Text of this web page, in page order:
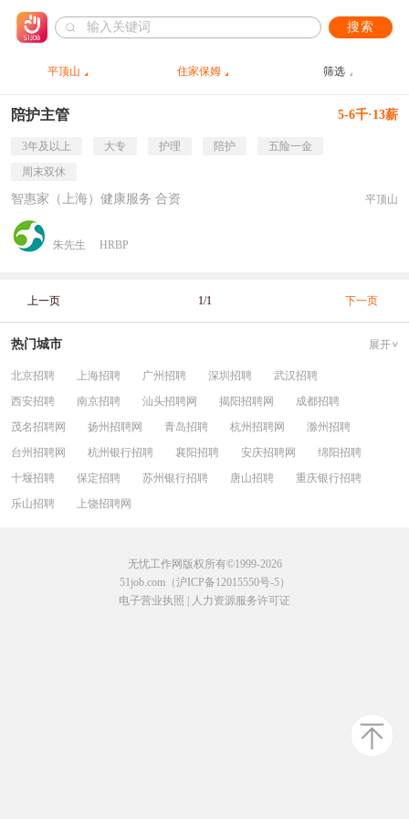
搜索
平顶山 住家保姆 筛选
陪护主管 5-6千·13薪
3年及以上 大专 护理 陪护
五险一金
周末双休
智惠家（上海）健康服务 合资 平顶山
朱先生 HRBP
上一页 1/1 下一页
热门城市 展开
北京招聘 上海招聘 广州招聘 深圳招聘
武汉招聘
西安招聘
南京招聘 汕头招聘网 揭阳招聘网
成都招聘
茂名招聘网
扬州招聘网 青岛招聘 杭州招聘网
滁州招聘
台州招聘网
杭州银行招聘 襄阳招聘 安庆招聘网
绵阳招聘
十堰招聘
保定招聘 苏州银行招聘 唐山招聘
重庆银行招聘
乐山招聘
上饶招聘网
无忧工作网版权所有©1999-2026
51job.com（沪ICP备12015550号-5）
电子营业执照
人力资源服务许可证